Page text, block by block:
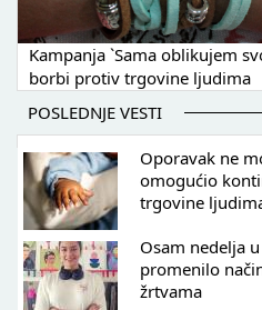
Kampanja `Sama oblikujem
borbi protiv trgovine ljudima
POSLEDNJE VESTI
Oporavak ne
omogućio
trgovine
Osam nedelja
promenilo
žrtvama